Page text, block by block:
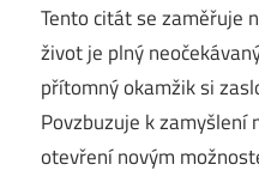
Tento citát se zaměřuje
život je plný
přítomný okamžik si
Povzbuzuje k zamyšlení
otevření novým